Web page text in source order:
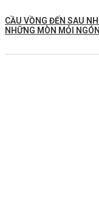
CẦU VỒNG ĐẾN SAU
NHỮNG MÒN MỎI